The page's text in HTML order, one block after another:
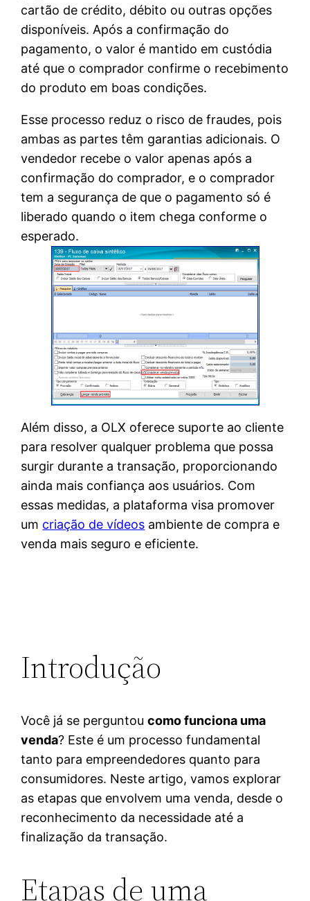
cartão de crédito, débito ou outras opções
disponíveis. Após a confirmação do
pagamento, o valor é mantido em custódia
até que o comprador confirme o recebimento
do produto em boas condições.
Esse processo reduz o risco de fraudes, pois
ambas as partes têm garantias adicionais. O
vendedor recebe o valor apenas após a
confirmação do comprador, e o comprador
tem a segurança de que o pagamento só é
liberado quando o item chega conforme o
esperado.
Além disso, a OLX oferece suporte ao cliente
para resolver qualquer problema que possa
surgir durante a transação, proporcionando
ainda mais confiança aos usuários. Com
essas medidas, a plataforma visa promover
um criação de vídeos ambiente de compra e
venda mais seguro e eficiente.
Introdução
Você já se perguntoucomo funciona uma
venda? Este é um processo fundamental
tanto para empreendedores quanto para
consumidores. Neste artigo, vamos explorar
as etapas que envolvem uma venda, desde o
reconhecimento da necessidade até a
finalização da transação.
Etapas de uma